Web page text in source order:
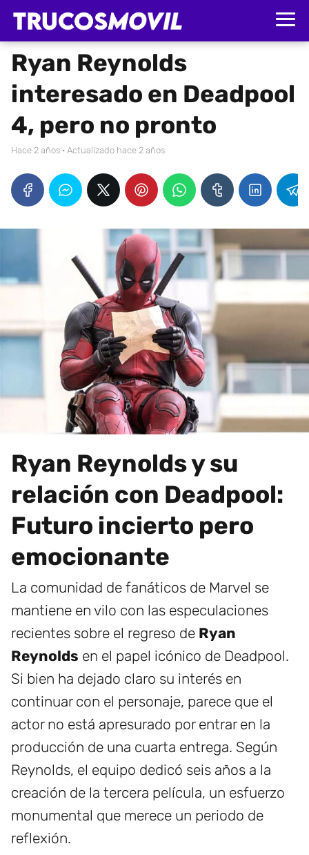
Ryan Reynolds
interesado en Deadpool
4, pero no pronto
hace 2 años · Actualizado hace 2 años
Ryan Reynolds y su
relación con Deadpool:
Futuro incierto pero
emocionante
La comunidad de fanáticos de Marvel se
mantiene en vilo con las especulaciones
recientes sobre el regreso de Ryan
Reynolds en el papel icónico de Deadpool.
Si bien ha dejado claro su interés en
continuar con el personaje, parece que el
actor no está apresurado por entrar en la
producción de una cuarta entrega. Según
Reynolds, el equipo dedicó seis años a la
creación de la tercera película, un esfuerzo
monumental que merece un periodo de
reflexión.